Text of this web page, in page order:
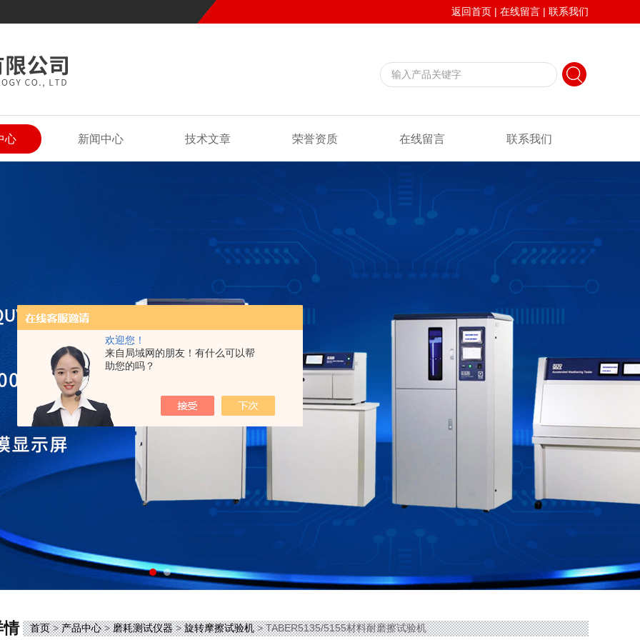
欢迎您！
来自局域网的朋友！有什么可以帮
助您的吗？
返回首页 | 在线留言 | 联系我们
心 新闻中心 技术文章 荣誉资质 在线留言 联系我们
情 首页>产品中心>磨耗测试仪器>旋转摩擦试验机> TABER5135/5155材料耐磨擦试验机